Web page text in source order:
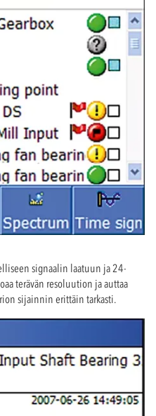
signaalin laatuun ja 24-
terävän resoluution ja auttaa
sijainnin erittäin tarkasti.